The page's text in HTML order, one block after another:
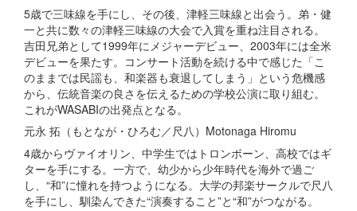
5歳で三味線を手にし、その後、津軽三味線と出会う。弟・健
一と共に数々の津軽三味線の大会で入賞を重ね注目される。
吉田兄弟として1999年にメジャーデビュー、2003年には全米
デビューを果たす。コンサート活動を続ける中で感じた「こ
のままでは民謡も、和楽器も衰退してしまう」という危機感
から、伝統音楽の良さを伝えるための学校公演に取り組む。
これがWASABIの出発点となる。
元永 拓（もとなが・ひろむ／尺八）Motonaga Hiromu
4歳からヴァイオリン、中学生ではトロンボーン、高校ではギ
ターを手にする。一方で、幼少から少年時代を海外で過ご
し、“和”に憧れを持つようになる。大学の邦楽サークルで尺八
を手にし、馴染んできた“演奏すること”と“和”がつながる。